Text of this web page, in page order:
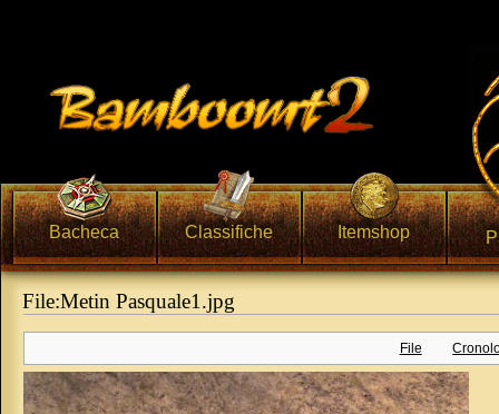
Bacheca Classifiche Itemshop
File:Metin Pasquale1.jpg
File